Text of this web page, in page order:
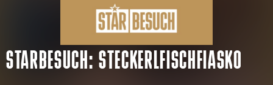
STARBESUCH: STECKERLFISCHFIASKO